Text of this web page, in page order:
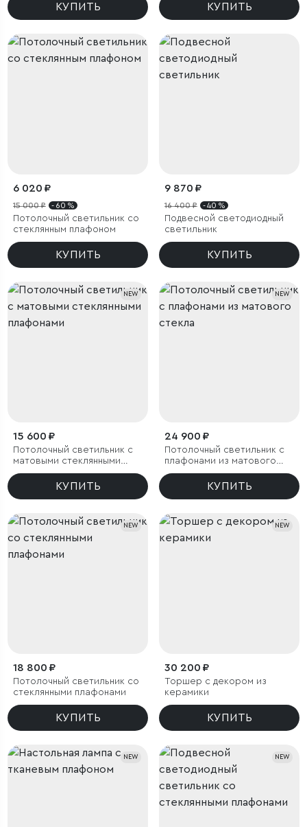
КУПИТЬ КУПИТЬ
6 020 ₽
15 000 ₽ - 60 %
Потолочный светильник со
стеклянным плафоном
КУПИТЬ
9 870 ₽
16 400 ₽ - 40 %
Подвесной светодиодный
светильник
КУПИТЬ
NEW
15 600 ₽
Потолочный светильник с
матовыми стеклянными
плафонами
КУПИТЬ
NEW
24 900 ₽
Потолочный светильник с
плафонами из матового
стекла
КУПИТЬ
NEW
18 800 ₽
Потолочный светильник со
стеклянными плафонами
КУПИТЬ
NEW
30 200 ₽
Торшер с декором из
керамики
КУПИТЬ
NEW NEW